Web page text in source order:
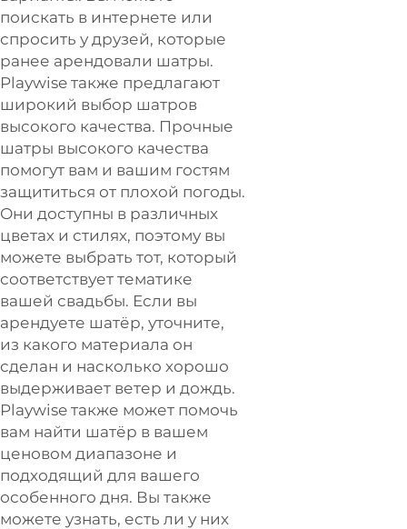
поискать в интернете или
спросить у друзей, которые
ранее арендовали шатры.
Playwise также предлагают
широкий выбор шатров
высокого качества. Прочные
шатры высокого качества
помогут вам и вашим гостям
защититься от плохой погоды.
Они доступны в различных
цветах и стилях, поэтому вы
можете выбрать тот, который
соответствует тематике
вашей свадьбы. Если вы
арендуете шатёр, уточните,
из какого материала он
сделан и насколько хорошо
выдерживает ветер и дождь.
Playwise также может помочь
вам найти шатёр в вашем
ценовом диапазоне и
подходящий для вашего
особенного дня. Вы также
можете узнать, есть ли у них